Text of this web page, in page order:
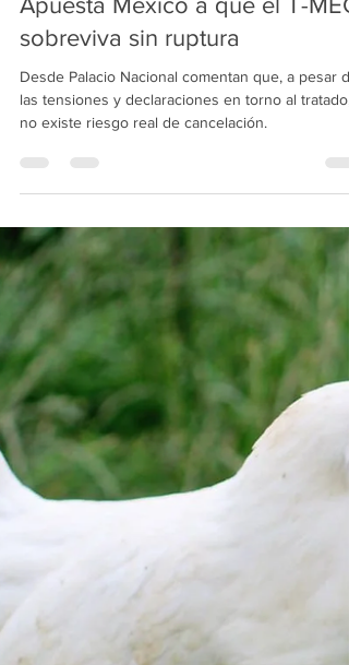
Jenny Valadez
Apuesta México a que el T-MEC
sobreviva sin ruptura
Desde Palacio Nacional comentan que, a pesar de
las tensiones y declaraciones en torno al tratado,
no existe riesgo real de cancelación.